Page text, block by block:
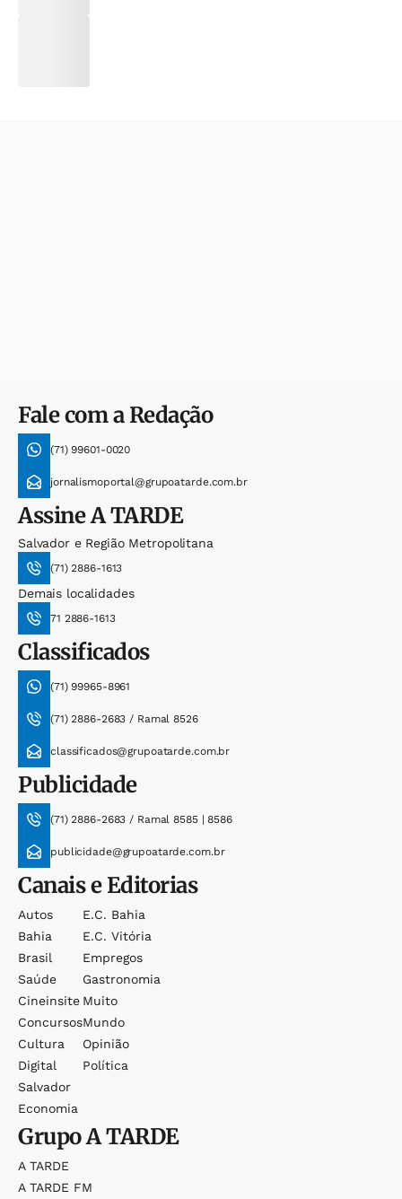
Fale com a Redação
(71) 99601-0020
jornalismoportal@grupoatarde.com.br
AssineA TARDE
Salvador e Região Metropolitana
(71) 2886-1613
Demais localidades
71 2886-1613
Classificados
(71) 99965-8961
(71) 2886-2683 / Ramal 8526
classificados@grupoatarde.com.br
Publicidade
(71) 2886-2683 / Ramal 8585 | 8586
publicidade@grupoatarde.com.br
Canais e Editorias
Autos
Bahia
Brasil
Saúde
Cineinsite
Concursos
Cultura
Digital
Salvador
Economia
E.c. Bahia
E.c. Vitória
Empregos
Gastronomia
Muito
Mundo
Opinião
Política
GrupoA TARDE
A TARDE
A TARDE FM